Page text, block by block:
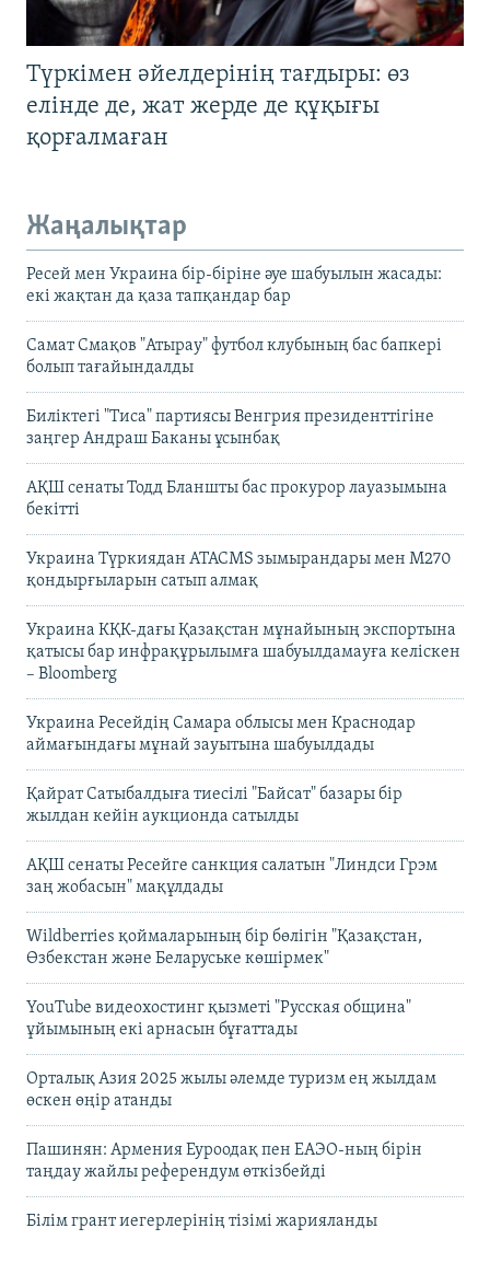
Түркімен әйелдерінің тағдыры: өз
елінде де, жат жерде де құқығы
қорғалмаған
Жаңалықтар
Ресей мен Украина бір-біріне әуе шабуылын жасады:
екі жақтан да қаза тапқандар бар
Самат Смақов "Атырау" футбол клубының бас бапкері
болып тағайындалды
Биліктегі "Тиса" партиясы Венгрия президенттігіне
заңгер Андраш Баканы ұсынбақ
АҚШ сенаты Тодд Бланшты бас прокурор лауазымына
бекітті
Украина Түркиядан ATACMS зымырандары мен M270
қондырғыларын сатып алмақ
Украина КҚК-дағы Қазақстан мұнайының экспортына
қатысы бар инфрақұрылымға шабуылдамауға келіскен
– Bloomberg
Украина Ресейдің Самара облысы мен Краснодар
аймағындағы мұнай зауытына шабуылдады
Қайрат Сатыбалдыға тиесілі "Байсат" базары бір
жылдан кейін аукционда сатылды
АҚШ сенаты Ресейге санкция салатын "Линдси Грэм
заң жобасын" мақұлдады
Wildberries қоймаларының бір бөлігін "Қазақстан,
Өзбекстан және Беларуське көшірмек"
YouTube видеохостинг қызметі "Русская община"
ұйымының екі арнасын бұғаттады
Орталық Азия 2025 жылы әлемде туризм ең жылдам
өскен өңір атанды
Пашинян: Армения Еуроодақ пен ЕАЭО-ның бірін
таңдау жайлы референдум өткізбейді
Білім грант иегерлерінің тізімі жарияланды